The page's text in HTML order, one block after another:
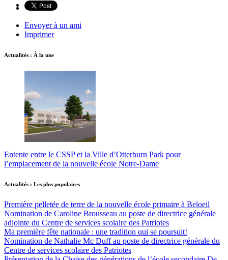
Envoyer à un ami
Imprimer
Actualités : À la une
Entente entre le CSSP et la Ville d’Otterburn Park pour
l’emplacement de la nouvelle école Notre-Dame
Actualités : Les plus populaires
Première pelletée de terre de la nouvelle école primaire à Beloeil
Nomination de Caroline Brousseau au poste de directrice générale
adjointe du Centre de services scolaire des Patriotes
Ma première fête nationale : une tradition qui se poursuit!
Nomination de Nathalie Mc Duff au poste de directrice générale du
Centre de services scolaire des Patriotes